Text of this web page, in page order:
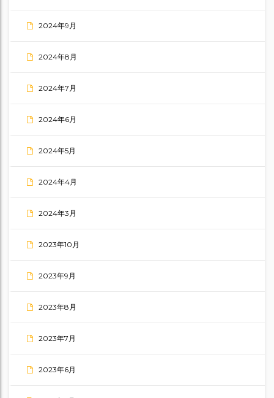
2024年9月
2024年8月
2024年7月
2024年6月
2024年5月
2024年4月
2024年3月
2023年10月
2023年9月
2023年8月
2023年7月
2023年6月